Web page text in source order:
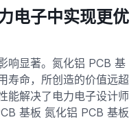
电子中实现更优
响显著。氮化铝 PCB 基
寿命，所创造的价值远超
能解决了电力电子设计师
基板 氮化铝 PCB 基板